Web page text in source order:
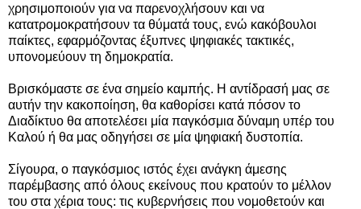
χρησιμοποιούν για να παρενοχλήσουν και να
κατατρομοκρατήσουν τα θύματά τους, ενώ κακόβουλοι
παίκτες, εφαρμόζοντας έξυπνες ψηφιακές τακτικές,
υπονομεύουν τη δημοκρατία.
Βρισκόμαστε σε ένα σημείο καμπής. Η αντίδρασή μας σε
αυτήν την κακοποίηση, θα καθορίσει κατά πόσον το
Διαδίκτυο θα αποτελέσει μία παγκόσμια δύναμη υπέρ του
Καλού ή θα μας οδηγήσει σε μία ψηφιακή δυστοπία.
Σίγουρα, ο παγκόσμιος ιστός έχει ανάγκη άμεσης
παρέμβασης από όλους εκείνους που κρατούν το μέλλον
του στα χέρια τους: τις κυβερνήσεις που νομοθετούν και